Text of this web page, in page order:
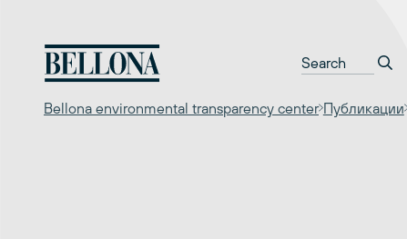
содержимому
Bellona environmental transparency center Публикации